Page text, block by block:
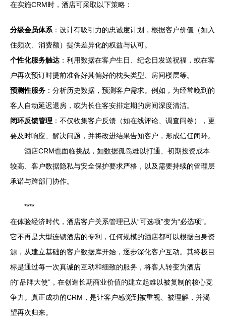
在实施CRM时，酒店可采取以下策略：
分级会员体系 ：设计有吸引力的忠诚度计划，根据客户价值（如入
住频次、消费额）提供差异化的权益与认可。
个性化服务触达 ：利用数据在客户生日、纪念日发送祝福，或在客
户再次预订时提前准备好其偏好的枕头类型、房间楼层等。
预测性服务 ：分析历史数据，预测客户需求。例如，为经常晚到的
客人自动延迟退房，或为长住客安排定期的房间深度清洁。
闭环反馈管理 ：不仅收集客户反馈（如在线评论、调查问卷），更
要及时响应、解决问题，并将改进结果告知客户，形成信任闭环。
酒店CRM也面临挑战，如数据孤岛难以打通、初期投资成本
较高、客户数据隐私与安全保护要求严格，以及需要持续的管理层
承诺与跨部门协作。
****
在体验经济时代，酒店客户关系管理已从“可选项”变为“必选项”。
它不再是大型连锁酒店的专利，任何规模的酒店都可以根据自身资
源，从建立基础的客户数据库开始，逐步深化客户互动。其终极目
标是通过每一次真诚的互动和细致的服务，将客人转变为酒店
的“品牌大使”，在创造长期商业价值的建立起难以被复制的核心竞
争力。真正成功的CRM，是让客户感觉到被重视、被理解，并渴
望再次归来。